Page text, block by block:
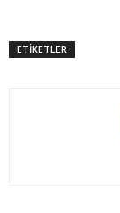
ETİKETLER